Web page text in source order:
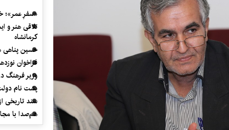
«سفرِ عمر»؛
تلاقی هنر و
کرمانشاه
حسین پناهی
فراخوان
وزیر فرهنگ
پشت نام
سند تاریخی
هم‌صدا با